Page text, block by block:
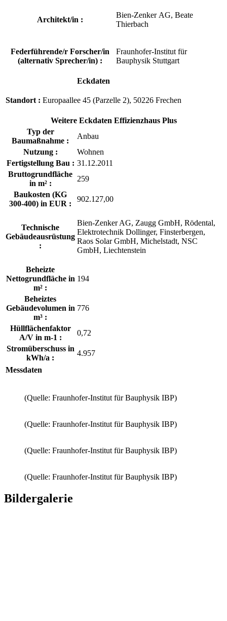
Architekt/in :
Bien-Zenker AG, Beate
Thierbach
Federführende/r Forscher/in
(alternativ Sprecher/in) :
Fraunhofer-Institut für
Bauphysik Stuttgart
Eckdaten
Standort : Europaallee 45 (Parzelle 2), 50226 Frechen
Weitere Eckdaten Effizienzhaus Plus
Typ der
Baumaßnahme :
Anbau
Nutzung :
Wohnen
Fertigstellung Bau : 31.12.2011
Bruttogrundfläche
in m² :
259
Baukosten (KG
300-400) in EUR :
902.127,00
Technische
Gebäudeausrüstung
:
Bien-Zenker AG, Zaugg GmbH, Rödental,
Elektrotechnik Dollinger, Finsterbergen,
Raos Solar GmbH, Michelstadt, NSC
GmbH, Liechtenstein
Beheizte
Nettogrundfläche in
m² :
194
Beheiztes
Gebäudevolumen in
m³ :
776
Hüllflächenfaktor
A/V in m-1 :
0,72
Stromüberschuss in
kWh/a :
4.957
Messdaten
(Quelle: Fraunhofer-Institut für Bauphysik IBP)
(Quelle: Fraunhofer-Institut für Bauphysik IBP)
(Quelle: Fraunhofer-Institut für Bauphysik IBP)
(Quelle: Fraunhofer-Institut für Bauphysik IBP)
Bildergalerie